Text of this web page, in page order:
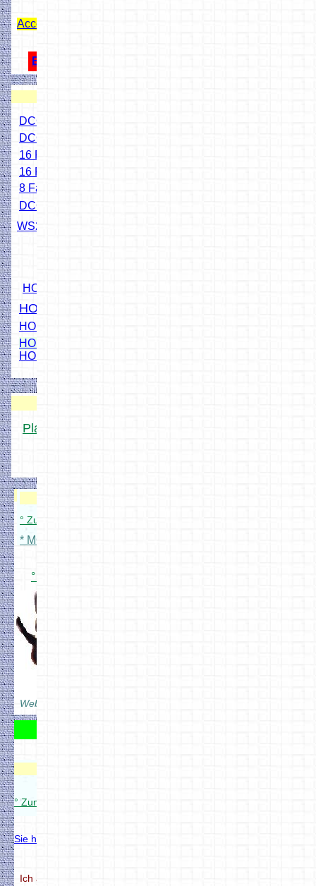
Access Point Z21 App mit Rocrail
ESP32 USB Schutzdiode
DCC Mini-Zentrale
DCC Simpel-Zentrale
16 Fach Stronfühler
16 Fach Kontaktgleis
8 Fach Servodecoder
DCC Servo-Schaltdecoder
WS2811 X3 Addapter
HO Ampel
HO Bü1 Signal
HO Andreaskreuz
HO Signale mit WS2811
HO Bahnschranke
° Übersicht auf YouTube.de
° Zum Modellbahnverwaltung Setup
* MOBA Zubehör Konfig
Webseiten mit
° Zum Modellbahnverwaltung Setup
Sie haben Fragen zum DCC Projekt
Ich antworte meistens in weniger als
Modellbahnverwaltung
° Zum Modellbahnverwaltung Setup
Platinen für MOBA-Freunde